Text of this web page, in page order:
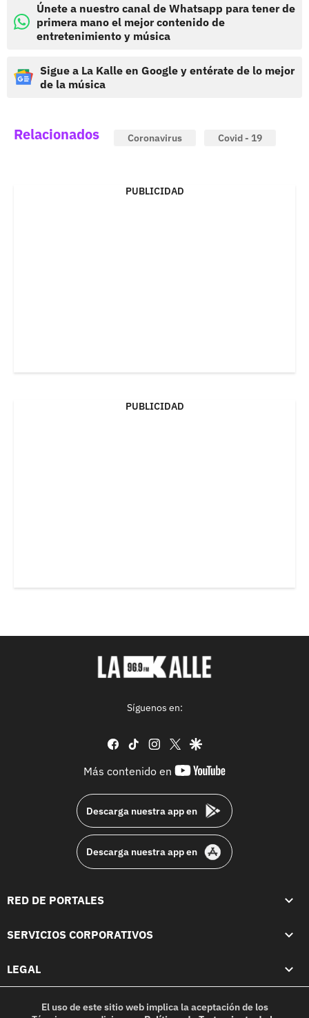
Únete a nuestro canal de Whatsapp para tener de
primera mano el mejor contenido de
entretenimiento y música
Sigue a La Kalle en Google y entérate de lo mejor
de la música
Relacionados Coronavirus Covid - 19
PUBLICIDAD
PUBLICIDAD
Síguenos en:
facebook
tiktok instagram
twittergoogle
Más contenido en
youtube-
Descarga nuestra app en
Descarga nuestra app en
RED DE PORTALES
SERVICIOS CORPORATIVOS
LEGAL
El uso de este sitio web implica la aceptación de los